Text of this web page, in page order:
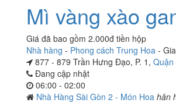
Mì vàng xào
Giá đã bao gồm 2.000đ tiền hộp
Nhà hàng - Phong cách Trung Hoa -
877 - 879 Trần Hưng Đạo, P. 1, Quận
Đang cập nhật
06:00 - 02:00
Nhà Hàng Sài Gòn 2 - Món Hoa hân